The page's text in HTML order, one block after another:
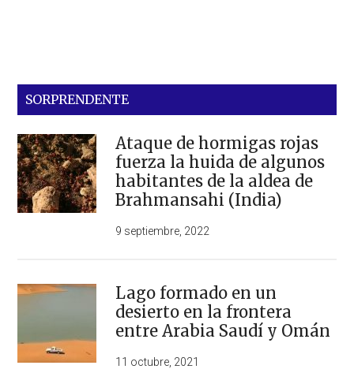
SORPRENDENTE
Ataque de hormigas rojas
fuerza la huida de algunos
habitantes de la aldea de
Brahmansahi (India)
9 septiembre, 2022
Lago formado en un
desierto en la frontera
entre Arabia Saudí y Omán
11 octubre, 2021